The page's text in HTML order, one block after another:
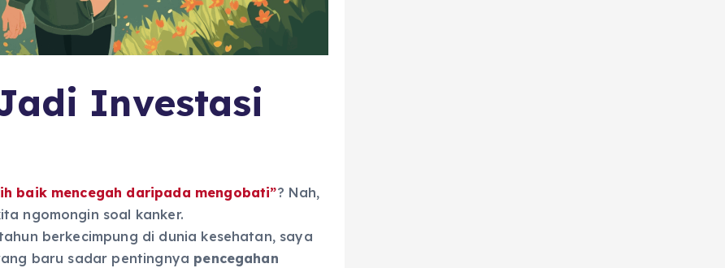
Investasi
baik mencegah daripada mengobati”? Nah,
ngomongin soal kanker.
berkecimpung di dunia kesehatan, saya
baru sadar pentingnya pencegahan